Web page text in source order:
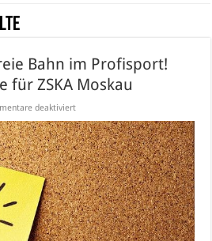
LTE
Bahn im Profisport!
für ZSKA Moskau
deaktiviertfür
hat
nun
freie
Bahn
im
Profisport!
Lächerliche
Sperre
für
ZSKA
Moskau